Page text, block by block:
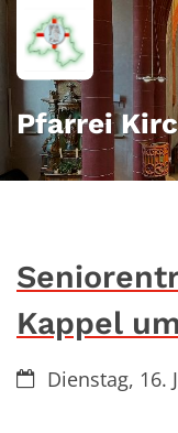
Zum Inhalt
Pfarrei
Kappel
Datum:Dienstag, 16.